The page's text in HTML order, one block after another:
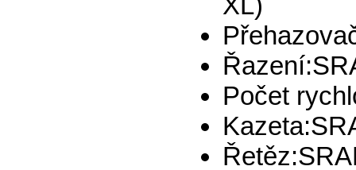
Řazení:
Počet
Kazeta:
Řetěz: